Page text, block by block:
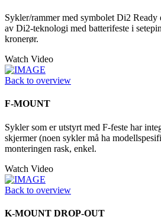
Sykler/rammer med symbolet Di2
av Di2-teknologi med batterifeste i
kronerør.
Watch Video
Back to overview
F-MOUNT
Sykler som er utstyrt med F-feste har
skjermer (noen sykler må ha
monteringen rask, enkel.
Watch Video
Back to overview
K-MOUNT DROP-OUT